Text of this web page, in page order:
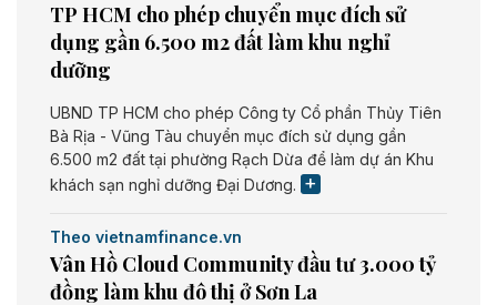
TP HCM cho phép chuyển mục đích sử
dụng gần 6.500 m2 đất làm khu nghỉ
dưỡng
UBND TP HCM cho phép Công ty Cổ phần Thủy Tiên
Bà Rịa - Vũng Tàu chuyển mục đích sử dụng gần
6.500 m2 đất tại phường Rạch Dừa để làm dự án Khu
khách sạn nghỉ dưỡng Đại Dương.
Theo vietnamfinance.vn
Vân Hồ Cloud Community đầu tư 3.000 tỷ
đồng làm khu đô thị ở Sơn La